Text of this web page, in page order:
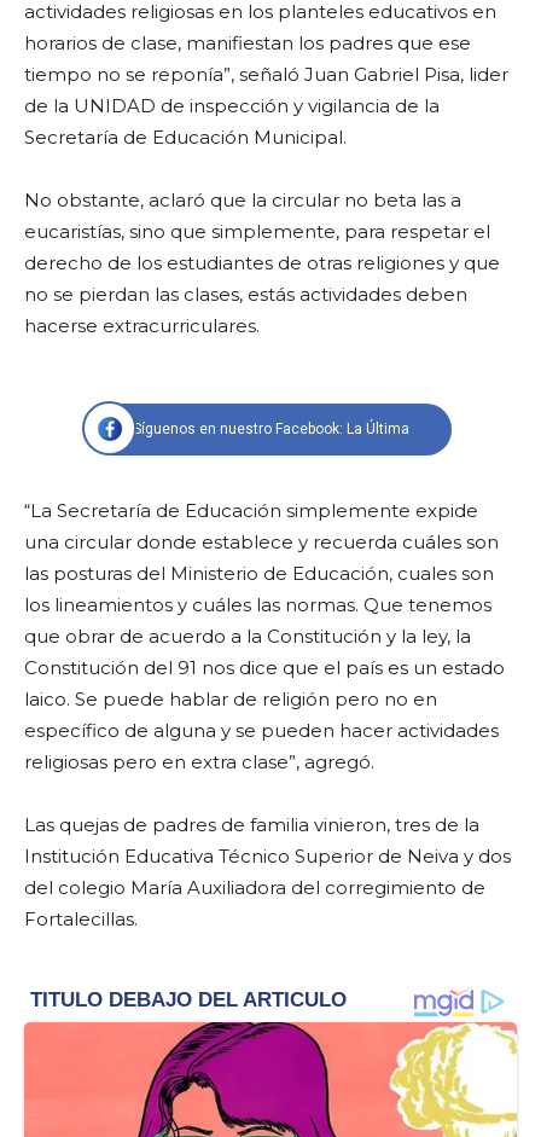
actividades religiosas en los planteles educativos en
horarios de clase, manifiestan los padres que ese
tiempo no se reponía”, señaló Juan Gabriel Pisa, lider
de la UNIDAD de inspección y vigilancia de la
Secretaría de Educación Municipal.
No obstante, aclaró que la circular no beta las a
eucaristías, sino que simplemente, para respetar el
derecho de los estudiantes de otras religiones y que
no se pierdan las clases, estás actividades deben
hacerse extracurriculares.
Síguenos en nuestro Facebook: La Última
“La Secretaría de Educación simplemente expide
una circular donde establece y recuerda cuáles son
las posturas del Ministerio de Educación, cuales son
los lineamientos y cuáles las normas. Que tenemos
que obrar de acuerdo a la Constitución y la ley, la
Constitución del 91 nos dice que el país es un estado
laico. Se puede hablar de religión pero no en
específico de alguna y se pueden hacer actividades
religiosas pero en extra clase”, agregó.
Las quejas de padres de familia vinieron, tres de la
Institución Educativa Técnico Superior de Neiva y dos
del colegio María Auxiliadora del corregimiento de
Fortalecillas.